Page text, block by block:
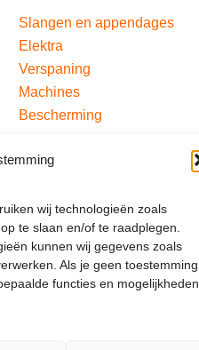
wij technologieën zoals
te slaan en/of te raadplegen.
kunnen wij gegevens zoals
Als je geen toestemming
functies en mogelijkheden
Slangen en appendages
Elektra
Verspaning
Machines
Bescherming